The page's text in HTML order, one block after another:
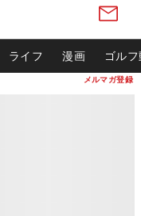
メルマガ登録
ライフ 漫画 ゴル